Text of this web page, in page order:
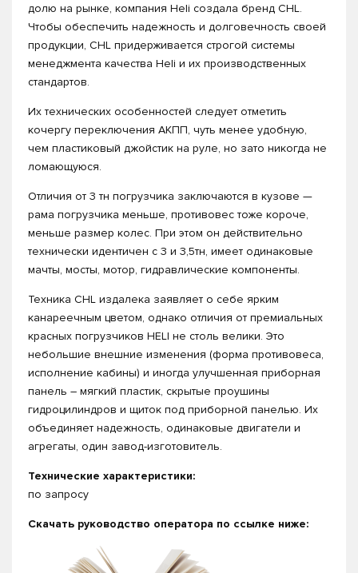
долю на рынке, компания Heli создала бренд CHL.
Чтобы обеспечить надежность и долговечность своей
продукции, CHL придерживается строгой системы
менеджмента качества Heli и их производственных
стандартов.
Их технических особенностей следует отметить
кочергу переключения АКПП, чуть менее удобную,
чем пластиковый джойстик на руле, но зато никогда не
ломающуюся.
Отличия от 3 тн погрузчика заключаются в кузове —
рама погрузчика меньше, противовес тоже короче,
меньше размер колес. При этом он действительно
технически идентичен с 3 и 3,5тн, имеет одинаковые
мачты, мосты, мотор, гидравлические компоненты.
Техника CHL издалека заявляет о себе ярким
канареечным цветом, однако отличия от премиальных
красных погрузчиков HELI не столь велики. Это
небольшие внешние изменения (форма противовеса,
исполнение кабины) и иногда улучшенная приборная
панель – мягкий пластик, скрытые проушины
гидроцилиндров и щиток под приборной панелью. Их
объединяет надежность, одинаковые двигатели и
агрегаты, один завод-изготовитель.
Технические характеристики:
по запросу
Скачать руководство оператора по ссылке ниже: